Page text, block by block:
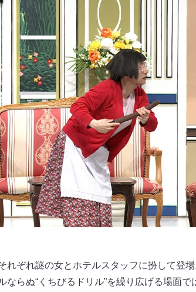
れぞれ謎の女とホテルスタッフに扮して登
ならぬ“くちびるドリル”を繰り広げる場面